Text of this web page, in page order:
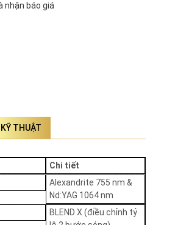
nhận báo giá
THUẬT
Chi tiết
Alexandrite 755 nm &
Nd:YAG 1064 nm
BLEND X (điều chỉnh tỷ